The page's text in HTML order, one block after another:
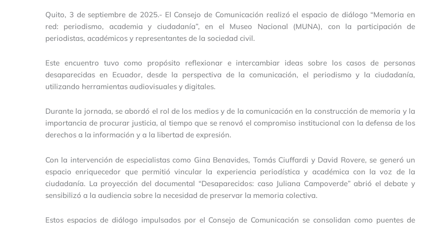
Quito, 3 de septiembre de 2025.- El Consejo de Comunicación realizó el espacio de diálogo “Memoria en
red: periodismo, academia y ciudadanía”, en el Museo Nacional (MUNA), con la participación de
periodistas, académicos y representantes de la sociedad civil.
Este encuentro tuvo como propósito reflexionar e intercambiar ideas sobre los casos de personas
desaparecidas en Ecuador, desde la perspectiva de la comunicación, el periodismo y la ciudadanía,
utilizando herramientas audiovisuales y digitales.
Durante la jornada, se abordó el rol de los medios y de la comunicación en la construcción de memoria y la
importancia de procurar justicia, al tiempo que se renovó el compromiso institucional con la defensa de los
derechos a la información y a la libertad de expresión.
Con la intervención de especialistas como Gina Benavides, Tomás Ciuffardi y David Rovere, se generó un
espacio enriquecedor que permitió vincular la experiencia periodística y académica con la voz de la
ciudadanía. La proyección del documental “Desaparecidos: caso Juliana Campoverde” abrió el debate y
sensibilizó a la audiencia sobre la necesidad de preservar la memoria colectiva.
Estos espacios de diálogo impulsados por el Consejo de Comunicación se consolidan como puentes de